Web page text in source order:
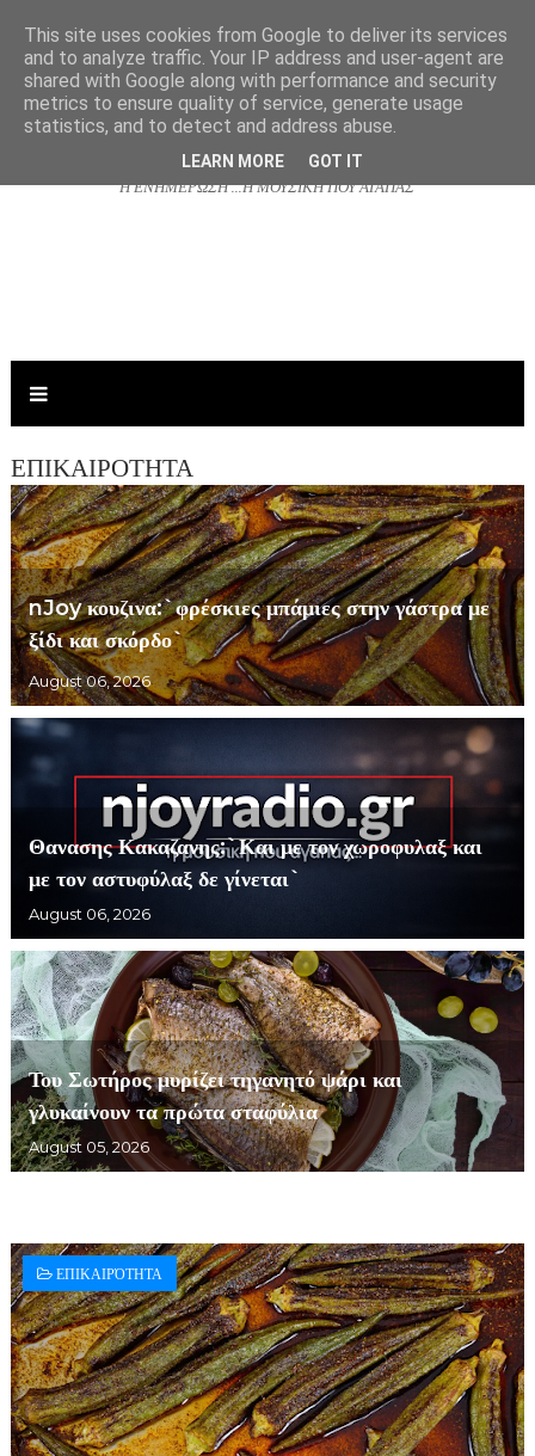
NJOYRADIO.GR
Η ΕΝΗΜΕΡΩΣΗ ...Η ΜΟΥΣΙΚΗ ΠΟΥ ΑΓΑΠΑΣ
ΕΠΙΚΑΙΡΟΤΗΤΑ
nJoy κουζινα:`φρέσκιες μπάμιες στην γάστρα με
ξίδι και σκόρδο`
August 06, 2026
Θανασης Κακαζανης:`Και με τον χωροφυλαξ και
με τον αστυφύλαξ δε γίνεται`
August 06, 2026
Του Σωτήρος μυρίζει τηγανητό ψάρι και
γλυκαίνουν τα πρώτα σταφύλια
August 05, 2026
ΕΠΙΚΑΙΡΌΤΗΤΑ
This site uses cookies from Google to deliver its services
and to analyze traffic. Your IP address and user-agent are
shared with Google along with performance and security
metrics to ensure quality of service, generate usage
statistics, and to detect and address abuse.
LEARN MORE GOT IT